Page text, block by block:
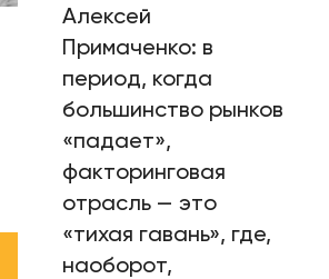
Алексей
Примаченко: в
период, когда
большинство рынков
«падает»,
факторинговая
отрасль — это
«тихая гавань», где,
наоборот,